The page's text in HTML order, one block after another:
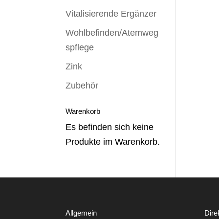
Vitalisierende Ergänzer
Wohlbefinden/Atemweg
spflege
Zink
Zubehör
Warenkorb
Es befinden sich keine
Produkte im Warenkorb.
Allgemein